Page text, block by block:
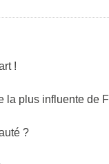
!
la plus influente de
?